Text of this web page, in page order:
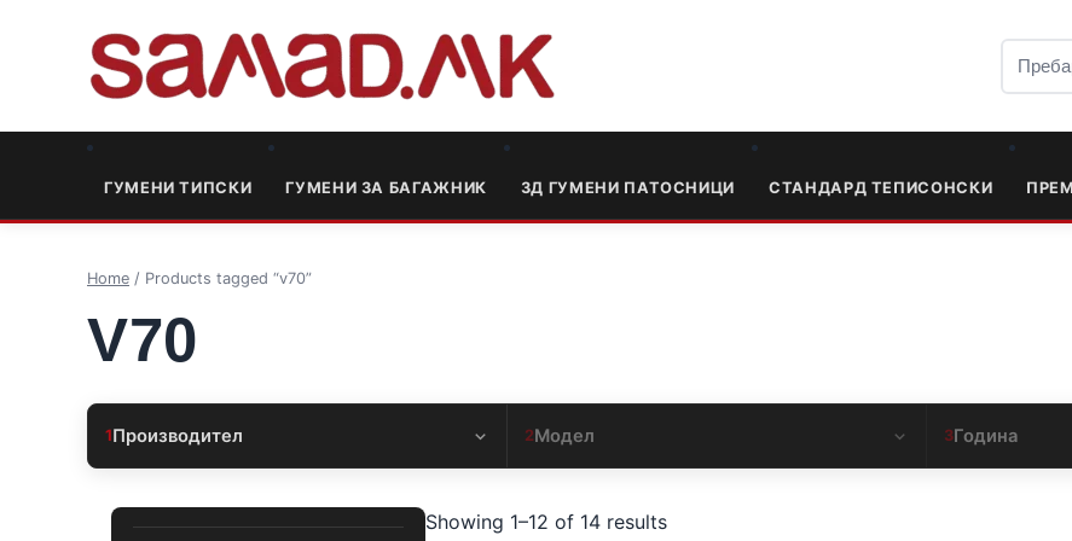
ГУМЕНИ ТИПСКИ ГУМЕНИ ЗА БАГАЖНИК 3Д ГУМЕНИ ПАТОСНИЦИ СТАНДАРД ТЕПИСОНСКИ
Home / Products tagged “v70”
V70
1Производител 2Модел 3Година
Showing 1–12 of 14 results